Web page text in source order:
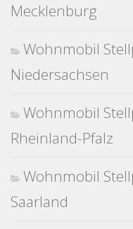
Mecklenburg
Wohnmobil
Niedersachsen
Wohnmobil
Rheinland-Pfalz
Wohnmobil
Saarland